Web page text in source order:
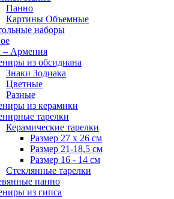
Панно
Картины Объемные
наборы
– Армения
из обсидиана
Знаки Зодиака
Цветные
Разные
из керамики
тарелки
Керамические тарелки
Размер 27 х 26 см
Размер 21-18,5 см
Размер 16 - 14 см
Стеклянные тарелки
панно
из гипса